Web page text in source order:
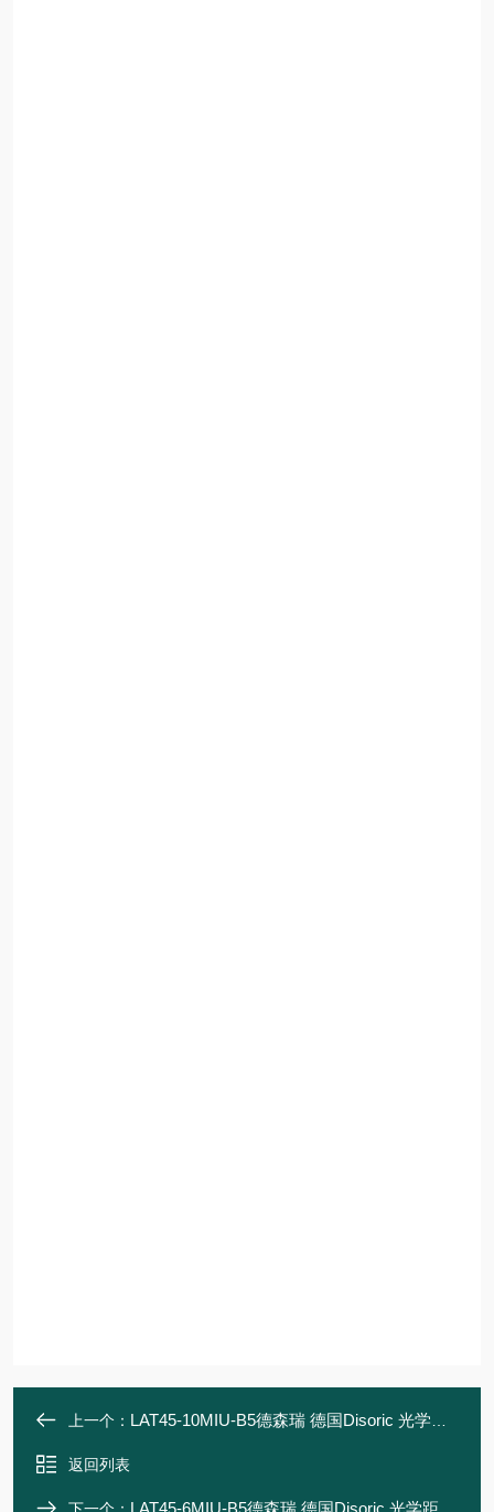
上一个： LAT45-10MIU-B5德森瑞 德国Disoric 光学距离传感器
返回列表
LAT45-6MIU-B5德森瑞 德国Disoric 光学距离传感器